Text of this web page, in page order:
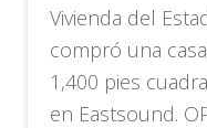
Vivienda del
compró una
1,400 pies
en Eastsound.